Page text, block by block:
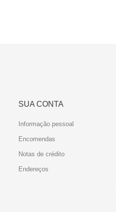
SUA CONTA
Informação pessoal
Encomendas
Notas de crédito
Endereços